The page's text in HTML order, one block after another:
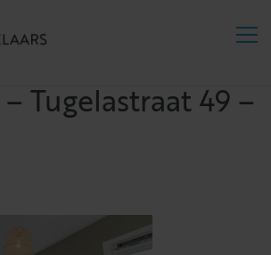
Tugelastraat 49 –